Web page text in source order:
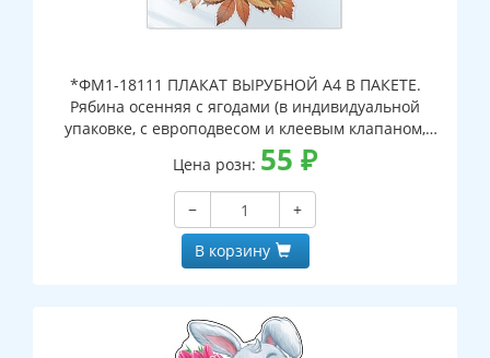
*ФМ1-18111 ПЛАКАТ ВЫРУБНОЙ А4 В ПАКЕТЕ.
Рябина осенняя с ягодами (в индивидуальной
упаковке, с европодвесом и клеевым клапаном,
двухсторонний, ВД-лак)
Цена розн: 55 ₽
−
+
В корзину